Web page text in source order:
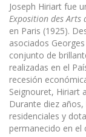
Joseph Hiriart fue
Exposition des
en Paris (1925).
asociados
conjunto de
realizadas en el
recesión
Seignouret, Hiriart
Durante diez
residenciales y
permanecido en el